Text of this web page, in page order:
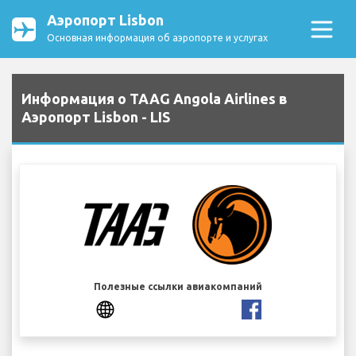
Аэропорт Lisbon
Основная информация об аэропорте и услугах
Информация о TAAG Angola Airlines в
Аэропорт Lisbon - LIS
Полезные ссылки авиакомпаний